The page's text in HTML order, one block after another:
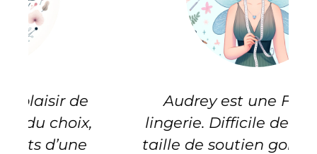
Audrey est une Fée de la
lingerie. Difficile de trouver sa
taille de soutien gorge malgré